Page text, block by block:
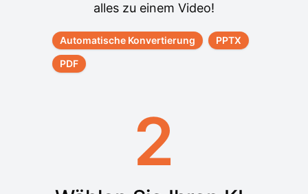
alles zu einem Video!
Automatische Konvertierung
PPTX
PDF
2